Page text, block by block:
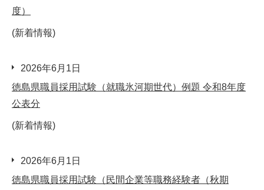
度）
(新着情報)
2026年6月1日
徳島県職員採用試験（就職氷河期世代）例題 令和8年度
公表分
(新着情報)
2026年6月1日
徳島県職員採用試験（民間企業等職務経験者（秋期